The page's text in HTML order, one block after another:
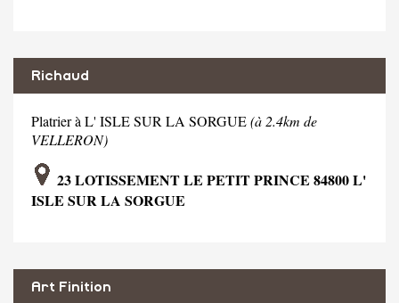
Richaud
Platrier à L' ISLE SUR LA SORGUE(à 2.4km de
VELLERON)
23 LOTISSEMENT LE PETIT PRINCE 84800 L'
ISLE SUR LA SORGUE
Art Finition